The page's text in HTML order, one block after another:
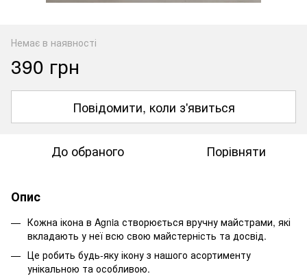
Немає в наявності
390 грн
Повідомити, коли з'явиться
До обраного Порівняти
Опис
Кожна ікона в Agnia створюється вручну майстрами, які
вкладають у неї всю свою майстерність та досвід.
Це робить будь-яку ікону з нашого асортименту
унікальною та особливою.